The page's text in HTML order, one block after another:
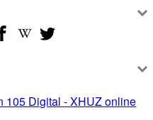
105 Digital - XHUZ online